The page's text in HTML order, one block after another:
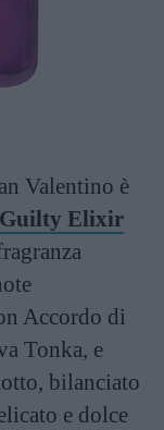
Valentino è
Elixir
Accordo di
Tonka, e
bilanciato
e dolce